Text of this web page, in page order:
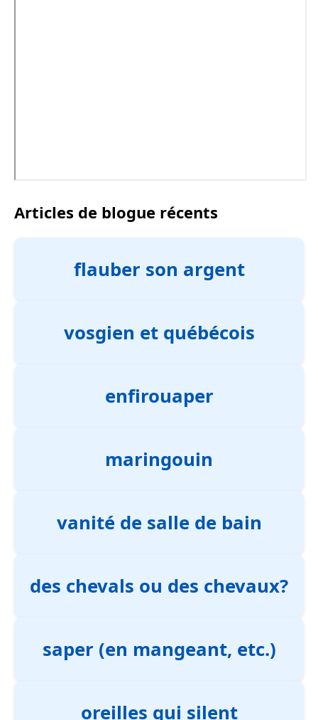
Articles de blogue récents
flauber son argent
vosgien et québécois
enfirouaper
maringouin
vanité de salle de bain
des chevals ou des chevaux?
saper (en mangeant, etc.)
oreilles qui silent